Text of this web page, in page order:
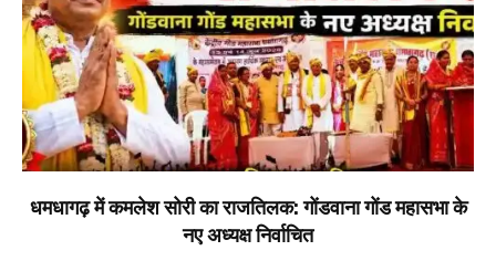
धमधागढ़ में कमलेश सोरी का राजतिलक: गोंडवाना गोंड महासभा के
नए अध्यक्ष निर्वाचित